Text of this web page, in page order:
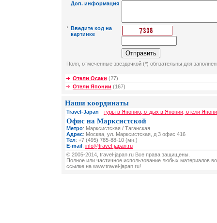
Доп. информация
* Введите код на
картинке
Поля, отмеченные звездочкой (*) обязательны для
Отели Осаки (27)
Отели Японии (167)
Наши координаты
Travel-Japan - туры в Японию, отдых в Японии, отели
Офис на Марксистской
Метро: Марксистская / Таганская
Адрес: Москва, ул. Марксистская, д 3 офис 416
Тел: +7 (495) 785-88-10 (мн.)
E-mail: info@travel-japan.ru
© 2005-2014, travel-japan.ru Все права защищены.
Полное или частичное использование любых материалов
ссылке на www.travel-japan.ru!